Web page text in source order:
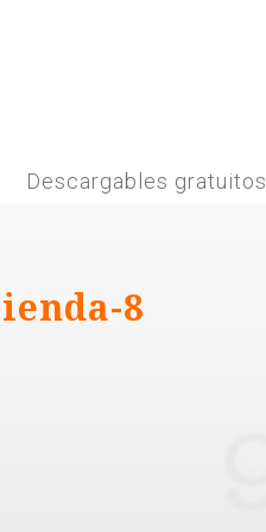
Descargables gratuitos
8